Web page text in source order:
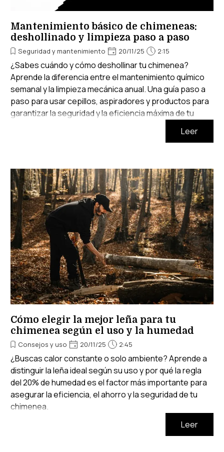
Mantenimiento básico de chimeneas:
deshollinado y limpieza paso a paso
Seguridad y mantenimiento 20/11/25 2:15
¿Sabes cuándo y cómo deshollinar tu chimenea?
Aprende la diferencia entre el mantenimiento químico
semanal y la limpieza mecánica anual. Una guía paso a
paso para usar cepillos, aspiradores y productos para
garantizar la seguridad y la eficiencia máxima de tu
Leer
Cómo elegir la mejor leña para tu
chimenea según el uso y la humedad
Consejos y uso 20/11/25 2:45
¿Buscas calor constante o solo ambiente? Aprende a
distinguir la leña ideal según su uso y por qué la regla
del 20% de humedad es el factor más importante para
asegurar la eficiencia, el ahorro y la seguridad de tu
chimenea.
Leer